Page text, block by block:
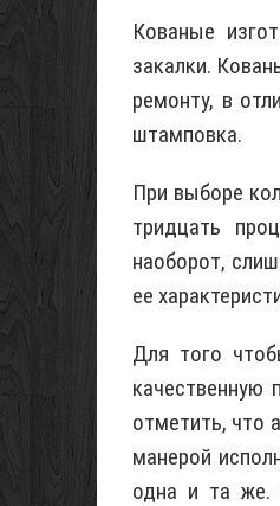
Кованые
закалки.
ремонту, в
штамповка.
При выборе
тридцать
наоборот,
ее
Для того
качественную
отметить, что
манерой
одна и та же.